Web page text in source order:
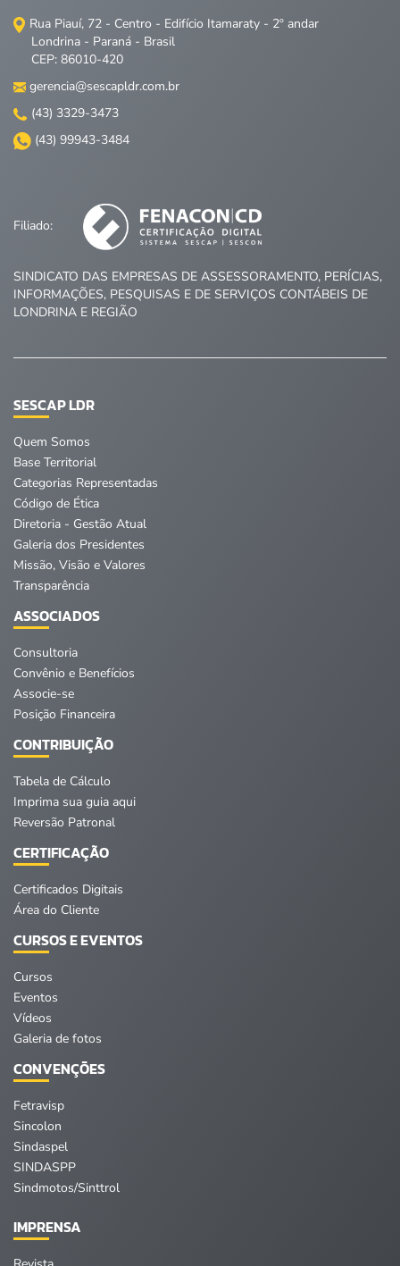
Rua Piauí, 72 - Centro - Edifício Itamaraty - 2º andar
Londrina - Paraná - Brasil
CEP: 86010-420
gerencia@sescapldr.com.br
(43) 3329-3473
(43) 99943-3484
Filiado:
SINDICATO DAS EMPRESAS DE ASSESSORAMENTO, PERÍCIAS,
INFORMAÇÕES, PESQUISAS E DE SERVIÇOS CONTÁBEIS DE
LONDRINA E REGIÃO
SESCAP LDR
Quem Somos
Base Territorial
Categorias Representadas
Código de Ética
Diretoria - Gestão Atual
Galeria dos Presidentes
Missão, Visão e Valores
Transparência
ASSOCIADOS
Consultoria
Convênio e Benefícios
Associe-se
Posição Financeira
CONTRIBUIÇÃO
Tabela de Cálculo
Imprima sua guia aqui
Reversão Patronal
CERTIFICAÇÃO
Certificados Digitais
Área do Cliente
CURSOS E EVENTOS
Cursos
Eventos
Vídeos
Galeria de fotos
CONVENÇÕES
Fetravisp
Sincolon
Sindaspel
SINDASPP
Sindmotos/Sinttrol
IMPRENSA